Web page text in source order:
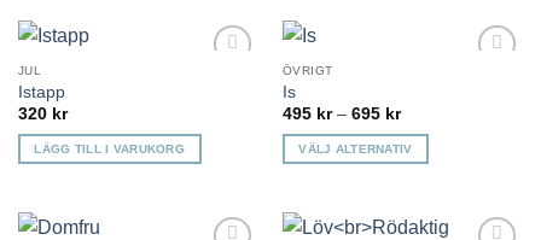
JUL
Istapp
320 kr
LÄGG TILL I VARUKORG
ÖVRIGT
Is
495 kr – 695 krPrisintervall:
till
695 kr
VÄLJ ALTERNATIV
produkten